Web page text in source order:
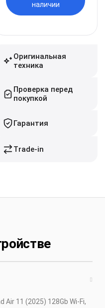
наличии
Оригинальная
техника
Проверка перед
покупкой
Гарантия
Trade-in
Air 11 (2025) 128Gb Wi-Fi,